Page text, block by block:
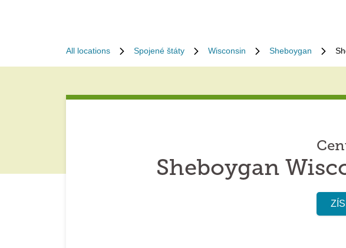
All locations Spojené štáty Wisconsin Sheboygan
Sheboygan